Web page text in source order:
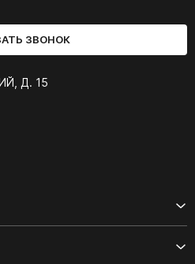
ЗВОНОК
Д. 15